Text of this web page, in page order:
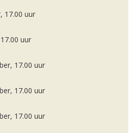
17.00 uur
uur
17.00 uur
17.00 uur
17.00 uur